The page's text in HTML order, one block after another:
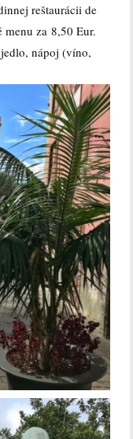
reštaurácii de
menu za 8,50 Eur.
nápoj (víno,